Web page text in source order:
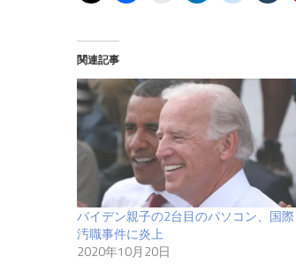
関連記事
バイデン親子の2台目のパソコン、国際
汚職事件に炎上
2020年10月20日